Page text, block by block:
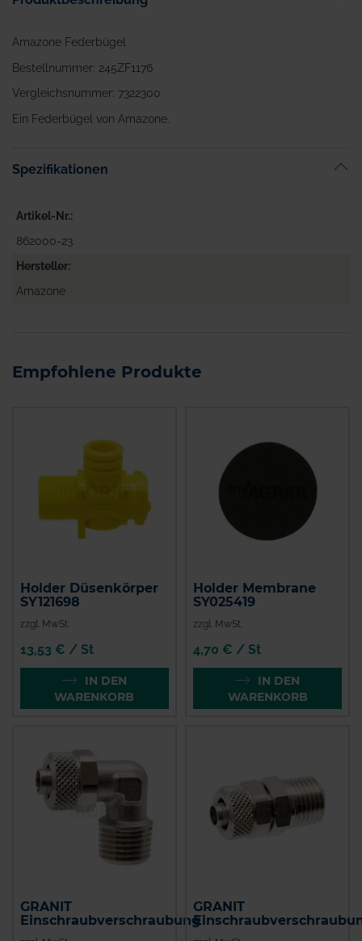
Amazone Federbügel
Bestellnummer: 245ZF1176
Vergleichsnummer: 7322300
Ein Federbügel von Amazone.
Spezifikationen
Artikel-Nr.
862000-23
Hersteller
Amazone
Empfohlene Produkte
Holder Düsenkörper
SY121698
zzgl. MwSt.
13,53 € / St
IN DEN
WARENKORB
Holder Membrane
SY025419
zzgl. MwSt.
4,70 € / St
IN DEN
WARENKORB
GRANIT
Einschraubverschraubung
GRANIT